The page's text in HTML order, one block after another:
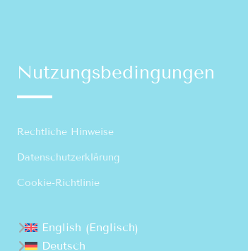
Nutzungsbedingungen
Rechtliche Hinweise
Datenschutzerklärung
Cookie-Richtlinie
English (Englisch)
Deutsch